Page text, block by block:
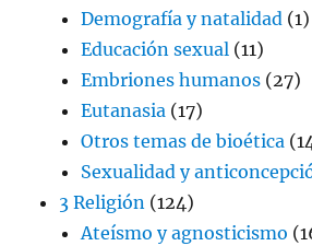
Demografía y natalidad (1)
Educación sexual (11)
Embriones humanos (27)
Eutanasia (17)
Otros temas de bioética
Sexualidad y
3 Religión (124)
Ateísmo y agnosticismo